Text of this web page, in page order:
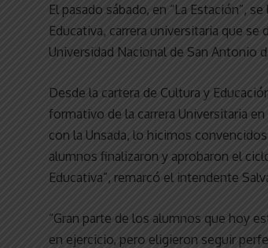
El pasado sábado, en “La Estación”,
Educativa, carrera universitaria que
Universidad Nacional de San Antonio
Desde la cartera de Cultura y
formativo de la carrera Universitaria
con la Unsada, lo hicimos
alumnos finalizaron y aprobaron el
Educativa”, remarcó el intendente
“Gran parte de los alumnos que hoy
en ejercicio, pero eligieron seguir